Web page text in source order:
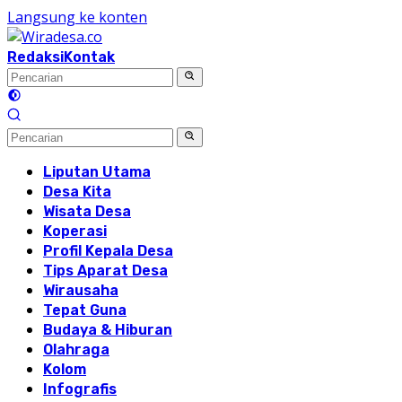
Langsung ke konten
RedaksiKontak
Liputan Utama
Desa Kita
Wisata Desa
Koperasi
Profil Kepala Desa
Tips Aparat Desa
Wirausaha
Tepat Guna
Budaya & Hiburan
Olahraga
Kolom
Infografis